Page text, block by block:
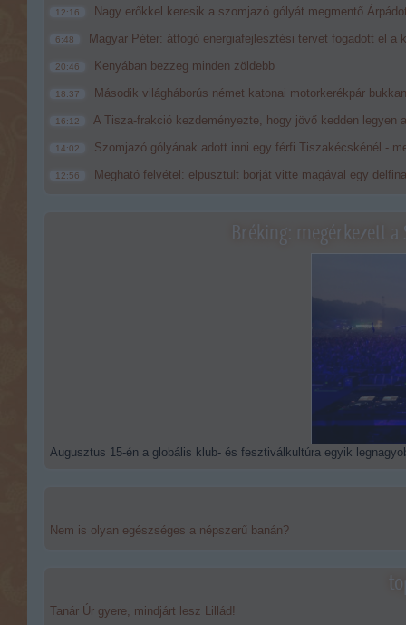
12:16 Nagy erőkkel keresik a szomjazó gólyát megmentő
6:48 Magyar Péter: átfogó energiafejlesztési tervet fogadott el a
20:46 Kenyában bezzeg minden zöldebb
18:37 Második világháborús német katonai motorkerékpár
16:12 A Tisza-frakció kezdeményezte, hogy jövő kedden legyen
14:02 Szomjazó gólyának adott inni egy férfi Tiszakécskénél -
12:56 Megható felvétel: elpusztult borját vitte magával egy
Bréking: megérkezett
Augusztus 15-én a globális klub- és fesztiválkultúra egyik
Nem is olyan egészséges a népszerű banán?
Tanár Úr gyere, mindjárt lesz Lillád!